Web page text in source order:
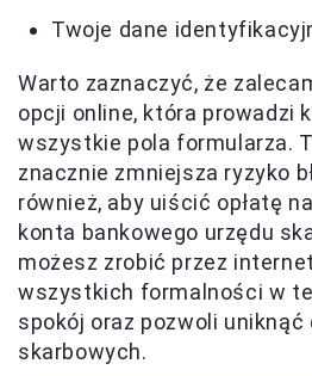
Twoje dane
Warto zaznaczyć, że
opcji online, która prowadzi
wszystkie pola formularza.
znacznie zmniejsza ryzyko
również, aby uiścić opłatę
konta bankowego urzędu
możesz zrobić przez
wszystkich formalności w
spokój oraz pozwoli
skarbowych.